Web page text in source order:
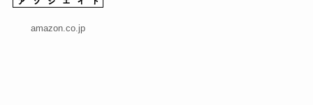
amazon.co.jp